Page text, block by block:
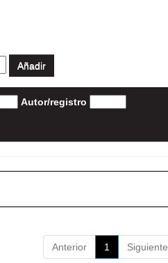
Autor/registro
Anterior 1 Siguiente